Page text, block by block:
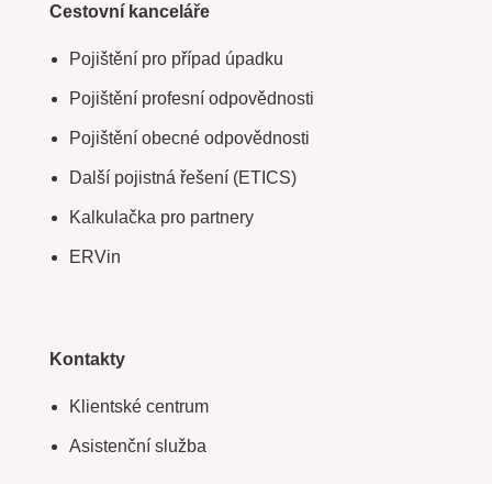
Cestovní kanceláře
Pojištění pro případ úpadku
Pojištění profesní odpovědnosti
Pojištění obecné odpovědnosti
Další pojistná řešení (ETICS)
Kalkulačka pro partnery
ERVin
Kontakty
Klientské centrum
Asistenční služba